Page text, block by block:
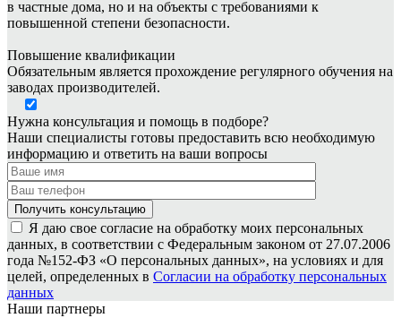
в частные дома, но и на объекты с требованиями к
повышенной степени безопасности.
Повышение квалификации
Обязательным является прохождение регулярного обучения на
заводах производителей.
Нужна консультация и помощь в подборе?
Наши специалисты готовы предоставить всю необходимую
информацию и ответить на ваши вопросы
Я даю свое согласие на обработку моих персональных
данных, в соответствии с Федеральным законом от 27.07.2006
года №152-ФЗ «О персональных данных», на условиях и для
целей, определенных в Согласии на обработку персональных
данных
Наши партнеры